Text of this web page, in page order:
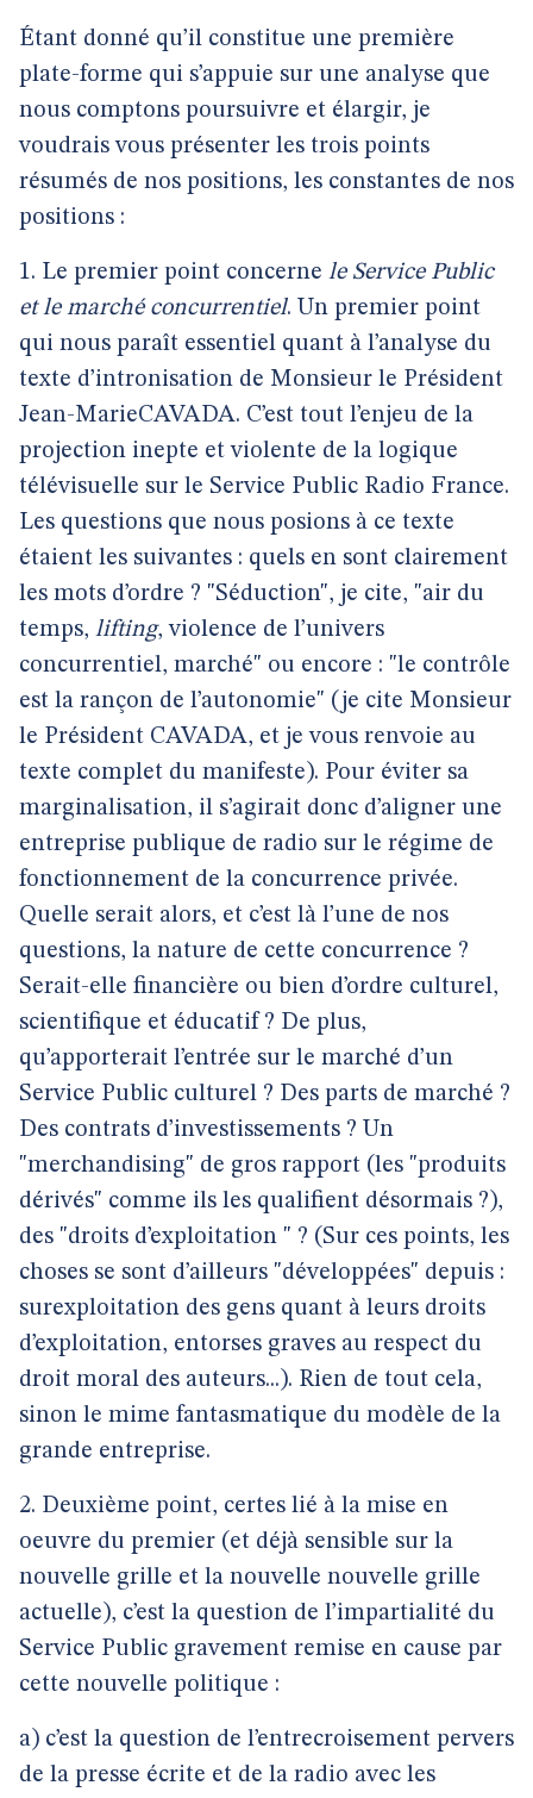
Étant donné qu’il constitue une première
plate-forme qui s’appuie sur une analyse que
nous comptons poursuivre et élargir, je
voudrais vous présenter les trois points
résumés de nos positions, les constantes de nos
positions :
1. Le premier point concerne le Service Public
et le marché concurrentiel. Un premier point
qui nous paraît essentiel quant à l’analyse du
texte d’intronisation de Monsieur le Président
Jean-MarieCAVADA. C’est tout l’enjeu de la
projection inepte et violente de la logique
télévisuelle sur le Service Public Radio France.
Les questions que nous posions à ce texte
étaient les suivantes : quels en sont clairement
les mots d’ordre ? "Séduction", je cite, "air du
temps, lifting, violence de l’univers
concurrentiel, marché" ou encore : "le contrôle
est la rançon de l’autonomie" (je cite Monsieur
le Président CAVADA, et je vous renvoie au
texte complet du manifeste). Pour éviter sa
marginalisation, il s’agirait donc d’aligner une
entreprise publique de radio sur le régime de
fonctionnement de la concurrence privée.
Quelle serait alors, et c’est là l’une de nos
questions, la nature de cette concurrence ?
Serait-elle financière ou bien d’ordre culturel,
scientifique et éducatif ? De plus,
qu’apporterait l’entrée sur le marché d’un
Service Public culturel ? Des parts de marché ?
Des contrats d’investissements ? Un
"merchandising" de gros rapport (les "produits
dérivés" comme ils les qualifient désormais ?),
des "droits d’exploitation " ? (Sur ces points, les
choses se sont d’ailleurs "développées" depuis :
surexploitation des gens quant à leurs droits
d’exploitation, entorses graves au respect du
droit moral des auteurs...). Rien de tout cela,
sinon le mime fantasmatique du modèle de la
grande entreprise.
2. Deuxième point, certes lié à la mise en
oeuvre du premier (et déjà sensible sur la
nouvelle grille et la nouvelle nouvelle grille
actuelle), c’est la question de l’impartialité du
Service Public gravement remise en cause par
cette nouvelle politique :
a) c’est la question de l’entrecroisement pervers
de la presse écrite et de la radio avec les